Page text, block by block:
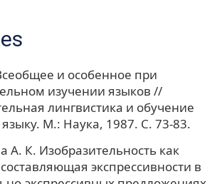
и особенное при
изучении языков //
лингвистика и обучение
М.: Наука, 1987. С. 73-83.
А. К. Изобразительность как
экспрессивности в